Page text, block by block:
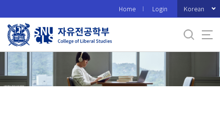
로
메
Home Login Korean